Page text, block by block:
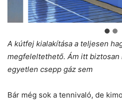
A kútfej kialakítása a teljesen
megfeleltethető. Ám itt
egyetlen csepp gáz sem
Bár még sok a tennivaló, de